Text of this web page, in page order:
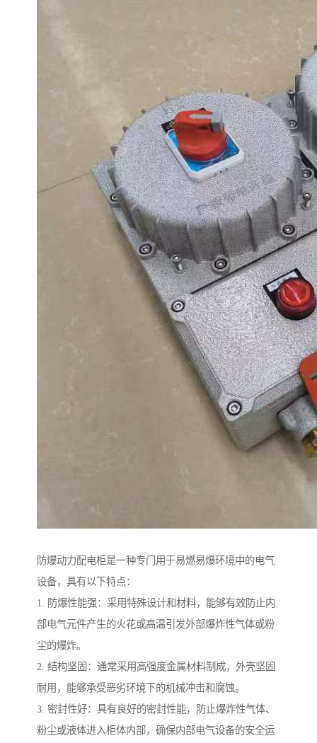
防爆动力配电柜是一种专门用于易燃易爆环境中的电气
设备，具有以下特点：
1. 防爆性能强：采用特殊设计和材料，能够有效防止内
部电气元件产生的火花或高温引发外部爆炸性气体或粉
尘的爆炸。
2. 结构坚固：通常采用高强度金属材料制成，外壳坚固
耐用，能够承受恶劣环境下的机械冲击和腐蚀。
3. 密封性好：具有良好的密封性能，防止爆炸性气体、
粉尘或液体进入柜体内部，确保内部电气设备的安全运